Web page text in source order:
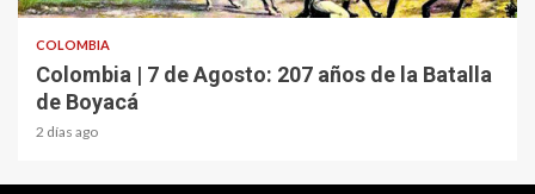
COLOMBIA
Colombia | 7 de Agosto: 207 años de la Batalla
de Boyacá
2 días ago